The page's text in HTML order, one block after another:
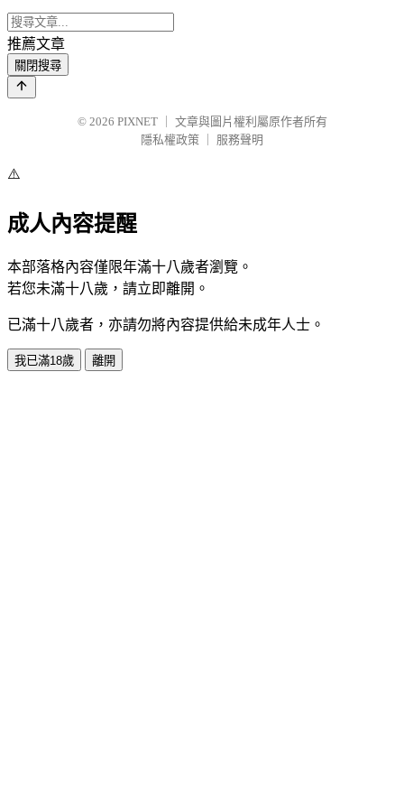
推薦文章
關閉搜尋
© 2026 PIXNET
文章與圖片權利屬原作者所有
隱私權政策
服務聲明
⚠️
成人內容提醒
本部落格內容僅限年滿十八歲者瀏覽。
若您未滿十八歲，請立即離開。
已滿十八歲者，亦請勿將內容提供給未成年人士。
我已滿18歲 離開